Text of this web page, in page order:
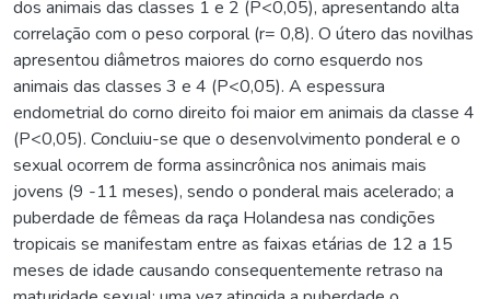
dos animais das classes 1 e 2 (P<0,05), apresentando alta
correlação com o peso corporal (r= 0,8). O útero das novilhas
apresentou diâmetros maiores do corno esquerdo nos
animais das classes 3 e 4 (P<0,05). A espessura
endometrial do corno direito foi maior em animais da classe 4
(P<0,05). Concluiu-se que o desenvolvimento ponderal e o
sexual ocorrem de forma assincrônica nos animais mais
jovens (9 -11 meses), sendo o ponderal mais acelerado; a
puberdade de fêmeas da raça Holandesa nas condições
tropicais se manifestam entre as faixas etárias de 12 a 15
meses de idade causando consequentemente retraso na